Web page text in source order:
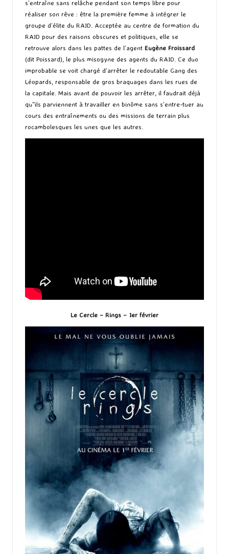
s’entraîne sans relâche pendant son temps libre pour
réaliser son rêve : être la première femme à intégrer le
groupe d’élite du RAID. Acceptée au centre de formation du
RAID pour des raisons obscures et politiques, elle se
retrouve alors dans les pattes de l’agent Eugène Froissard
(dit Poissard), le plus misogyne des agents du RAID. Ce duo
improbable se voit chargé d’arrêter le redoutable Gang des
Léopards, responsable de gros braquages dans les rues de
la capitale. Mais avant de pouvoir les arrêter, il faudrait déjà
qu”ils parviennent à travailler en binôme sans s’entre-tuer au
cours des entraînements ou des missions de terrain plus
rocambolesques les unes que les autres.
Le Cercle – Rings – 1er février